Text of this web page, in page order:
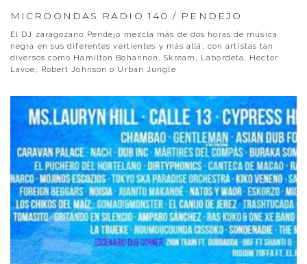
MICROONDAS RADIO 140 / PENDEJO
El DJ zaragozano Pendejo mezcla más de dos horas de música
negra en sus diferentes vertientes y más allá, con artistas tan
diversos como Hamilton Bohannon, Skream, Labordeta, Hector
Lavoe, Robert Johnson o Urban Jungle